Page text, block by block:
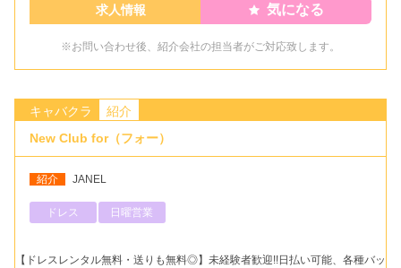
求人情報 気になる
※お問い合わせ後、紹介会社の担当者がご対応致します。
キャバクラ
紹介
New Club for（フォー）
紹介 JANEL
ドレス 日曜営業
【ドレスレンタル無料・送りも無料◎】未経験者歓迎!!日払い可能、各種バッ